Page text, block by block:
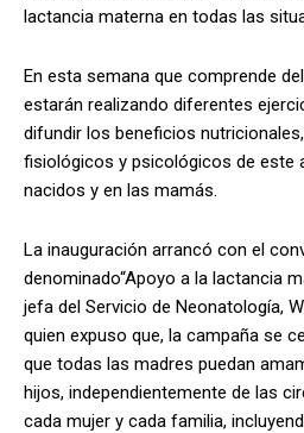
lactancia materna en todas las
En esta semana que comprende
estarán realizando diferentes
difundir los beneficios
fisiológicos y psicológicos de este
nacidos y en las mamás.
La inauguración arrancó con el
denominado“Apoyo a la lactancia
jefa del Servicio de Neonatología,
quien expuso que, la campaña se
que todas las madres puedan
hijos, independientemente de las
cada mujer y cada familia,